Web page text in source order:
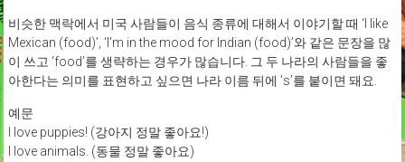
비슷한 맥락에서 미국 사람들이 음식 종류에 대해서 이야기할 때 ‘I like
Mexican (food)’, ‘I’m in the mood for Indian (food)’와 같은 문장을 많
이 쓰고 ‘food’를 생략하는 경우가 많습니다. 그 두 나라의 사람들을 좋
아한다는 의미를 표현하고 싶으면 나라 이름 뒤에 ’s’를 붙이면 돼요.
예문
I love puppies! (강아지 정말 좋아요!)
I love animals. (동물 정말 좋아요)